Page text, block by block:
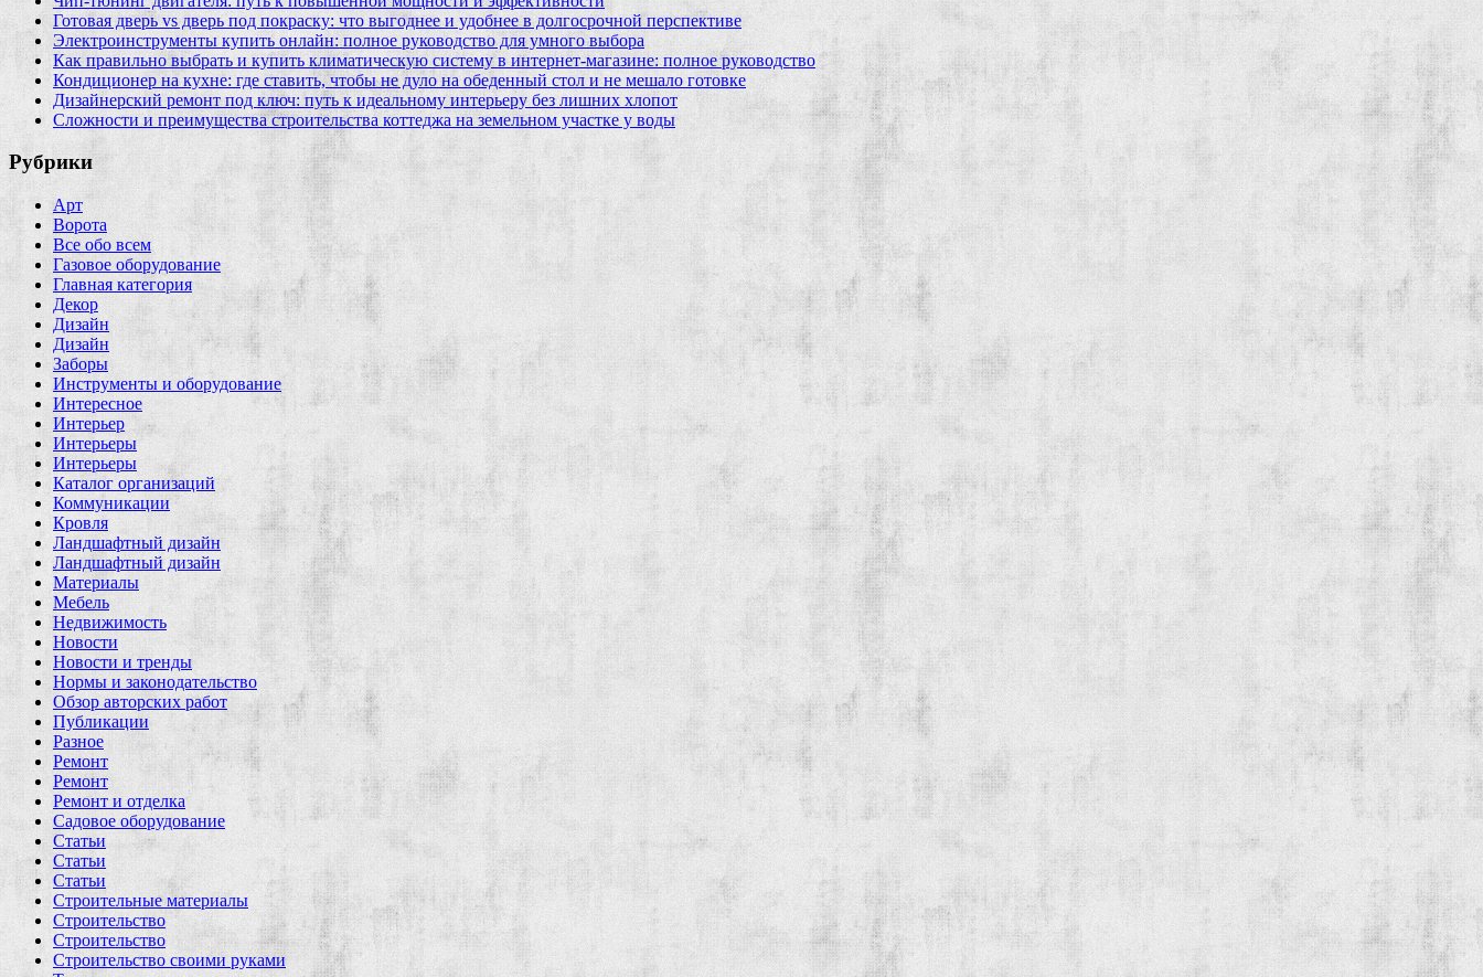
Готовая дверь vs дверь под покраску: что выгоднее и удобнее в долгосрочной перспективе
Электроинструменты купить онлайн: полное руководство для умного выбора
Как правильно выбрать и купить климатическую систему в интернет‑магазине: полное руководство
Кондиционер на кухне: где ставить, чтобы не дуло на обеденный стол и не мешало готовке
Дизайнерский ремонт под ключ: путь к идеальному интерьеру без лишних хлопот
Сложности и преимущества строительства коттеджа на земельном участке у воды
Рубрики
Арт
Ворота
Все обо всем
Газовое оборудование
Главная категория
Декор
Дизайн
Дизайн
Заборы
Инструменты и оборудование
Интересное
Интерьер
Интерьеры
Интерьеры
Каталог организаций
Коммуникации
Кровля
Ландшафтный дизайн
Ландшафтный дизайн
Материалы
Мебель
Недвижимость
Новости
Новости и тренды
Нормы и законодательство
Обзор авторских работ
Публикации
Разное
Ремонт
Ремонт
Ремонт и отделка
Садовое оборудование
Статьи
Статьи
Статьи
Строительные материалы
Строительство
Строительство
Строительство своими руками